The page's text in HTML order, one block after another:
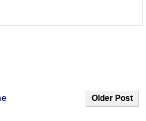
Older Post